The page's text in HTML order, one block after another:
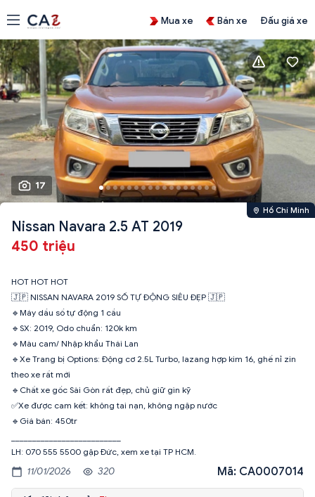
Mua xe Bán xe Đấu giá xe
17
Hồ Chí Minh
Nissan Navara 2.5 AT 2019
450 triệu
HOT HOT HOT
🇯🇵 NISSAN NAVARA 2019 SỐ TỰ ĐỘNG SIÊU ĐẸP 🇯🇵
🔹Máy dầu số tự động 1 cầu
🔹SX: 2019, Odo chuẩn: 120k km
🔹Màu cam/ Nhập khẩu Thái Lan
🔹Xe Trang bị Options: Động cơ 2.5L Turbo, lazang hợp kim 16, ghế nỉ zin
theo xe rất mới
🔹Chất xe gốc Sài Gòn rất đẹp, chủ giữ gìn kỹ
✅Xe được cam kết: không tai nạn, không ngập nước
🔹Giá bán: 450tr
LH: 070 555 5500 gặp Đức, xem xe tại TP HCM.
11/01/2026 320 Mã: CA0007014